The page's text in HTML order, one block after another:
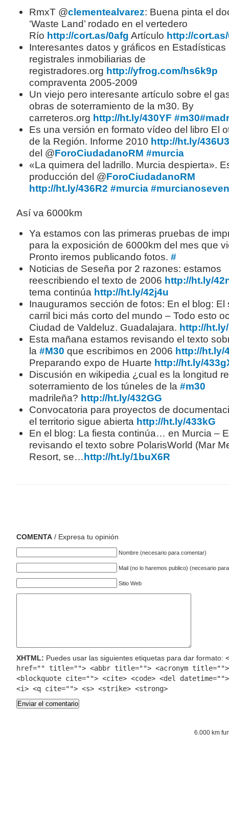
RmxT @clementealvarez: Buena pinta el
‘Waste Land’ rodado en el vertedero
Río http://cort.as/0afg Artículo http://
Interesantes datos y gráficos en Estadísticas
registrales inmobiliarias de
registradores.org http://yfrog.com/hs6k9p
compraventa 2005-2009
Un viejo pero interesante artículo sobre el
obras de soterramiento de la m30. By
carreteros.org http://ht.ly/430YF #m30
Es una versión en formato vídeo del libro El
de la Región. Informe 2010 http://ht.ly/436U3
del @ForoCiudadanoRM #murcia
«La quimera del ladrillo. Murcia despierta».
producción del @ForoCiudadanoRM
http://ht.ly/436R2 #murcia
Así va 6000km
Ya estamos con las primeras pruebas de
para la exposición de 6000km del mes que
Pronto iremos publicando fotos. #
Noticias de Seseña por 2 razones: estamos
reescribiendo el texto de 2006 http://ht.ly/
tema continúa http://ht.ly/42j4u
Inauguramos sección de fotos: En el blog: El
carril bici más corto del mundo – Todo esto
Ciudad de Valdeluz. Guadalajara. http://
Esta mañana estamos revisando el texto
la #M30 que escribimos en 2006 http://ht.ly/
Preparando expo de Huarte http://ht.ly/
Discusión en wikipedia ¿cual es la longitud
soterramiento de los túneles de la #m30
madrileña? http://ht.ly/432GG
Convocatoria para proyectos de
el territorio sigue abierta http://ht.ly/433kG
En el blog: La fiesta continúa… en Murcia –
revisando el texto sobre PolarisWorld (Mar
Resort, se…http://ht.ly/1buX6R
COMENTA / Expresa tu opinión
Nombre (necesario para comentar)
Mail (no lo haremos publico) (necesario
Sitio Web
XHTML: Puedes usar las siguientes etiquetas para dar formato:
href="" title=""> <abbr title=""> <acronym title="">
<blockquote cite=""> <cite> <code> <del datetime="">
<i> <q cite=""> <s> <strike> <strong>
6.000 km